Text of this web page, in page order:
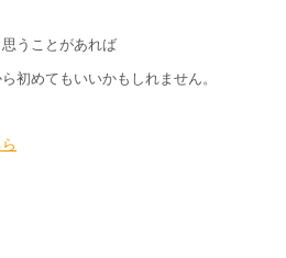
うことがあれば
初めてもいいかもしれません。